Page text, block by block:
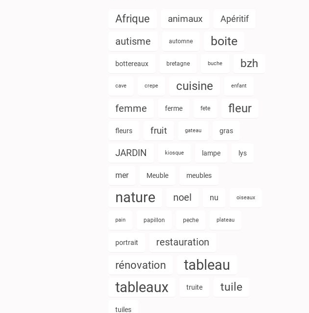
Afrique animaux Apéritif
autisme automne boite
bottereaux bretagne buche bzh
cave crepe cuisine enfant
femme ferme fete fleur
fleurs fruit gateau gras
JARDIN kiosque lampe lys
mer Meuble meubles
nature noel nu oiseaux
pain papillon peche plateau
portrait restauration
rénovation
tableau
tableaux
truite tuile
tuiles